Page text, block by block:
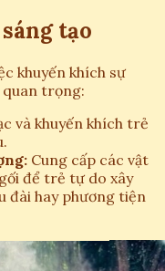
tạo
khuyến khích sự
trọng:
và khuyến khích trẻ
Cung cấp các vật
để trẻ tự do xây
đài hay phương tiện